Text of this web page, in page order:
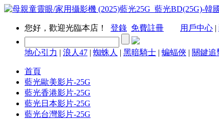
您好，歡迎光臨本店！ 登錄 免費註冊 用戶中心 |
地心引力 | 浪人47 | 蜘蛛人 | 黑暗騎士 | 蝙蝠俠 | 關鍵追
首頁
藍光歐美影片-25G
藍光香港影片-25G
藍光日本影片-25G
藍光台灣影片-25G